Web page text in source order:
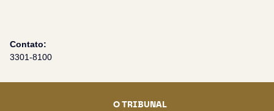
Contato:
3301-8100
O TRIBUNAL